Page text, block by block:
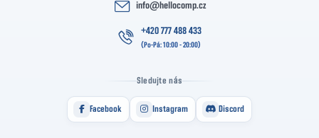
info@hellocomp.cz
+420 777 488 433
Sledujte nás
Facebook Instagram Discord